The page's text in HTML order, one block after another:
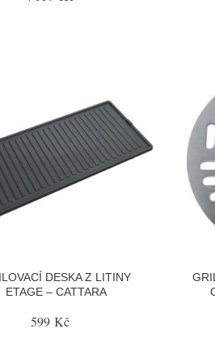
DESKA Z LITINY
ETAGE – CATTARA
599 Kč